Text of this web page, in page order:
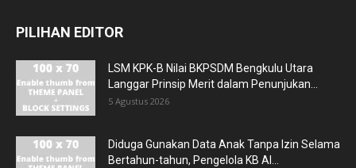
PILIHAN EDITOR
LSM KPK-B Nilai BKPSDM Bengkulu Utara
Langgar Prinsip Merit dalam Penunjukan...
5 Agustus 2026
Diduga Gunakan Data Anak Tanpa Izin Selama
Bertahun-tahun, Pengelola KB Al...